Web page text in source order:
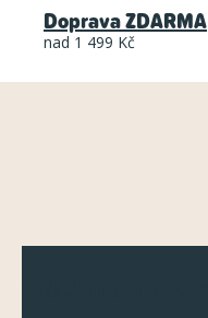
Doprava ZDARMA
nad 1 499 Kč